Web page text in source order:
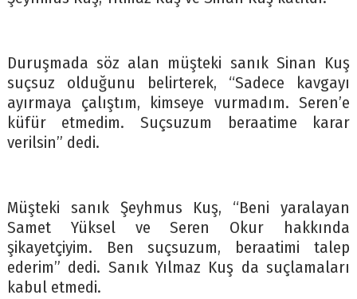
Duruşmada söz alan müşteki sanık Sinan Kuş
suçsuz olduğunu belirterek, “Sadece kavgayı
ayırmaya çalıştım, kimseye vurmadım. Seren’e
küfür etmedim. Suçsuzum beraatime karar
verilsin” dedi.
Müşteki sanık Şeyhmus Kuş, “Beni yaralayan
Samet Yüksel ve Seren Okur hakkında
şikayetçiyim. Ben suçsuzum, beraatimi talep
ederim” dedi. Sanık Yılmaz Kuş da suçlamaları
kabul etmedi.